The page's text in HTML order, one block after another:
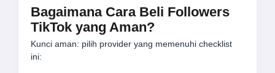
Bagaimana Cara Beli Followers
TikTok yang Aman?
Kunci aman: pilih provider yang memenuhi checklist
ini: